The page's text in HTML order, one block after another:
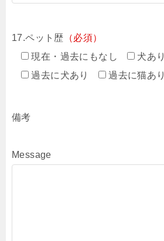
17.ペット歴 （必須）
現在・過去にもなし
犬あり
過去に犬あり
過去に猫あり
備考
Message